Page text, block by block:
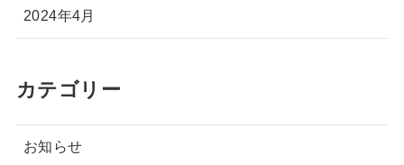
2024年4月
カテゴリー
お知らせ